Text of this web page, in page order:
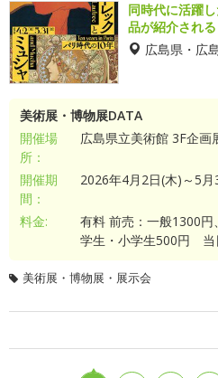
同時代に活躍
品が紹介される
広島県・広
美術展・博物展DATA
開催場
所：
広島県立美術館 3F企画
開催期
間：
2026年4月2日(木)～5
料金:
有料 前売：一般1300
学生・小学生500円 当
美術展・博物展・展示会